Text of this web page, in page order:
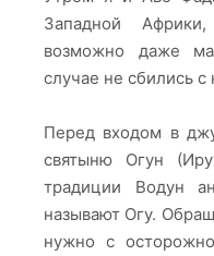
Западной
возможно даже
случае не сбились
Перед входом в
святыню Огун
традиции Водун
называют Огу.
нужно с